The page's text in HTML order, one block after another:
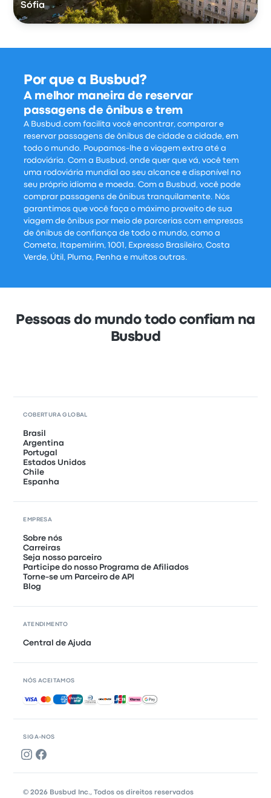
Sófia
Por que a Busbud?
A melhor maneira de reservar
passagens de ônibus e trem
A Busbud.com facilita você encontrar, comparar e
reservar passagens de ônibus de cidade a cidade, em
todo o mundo. Poupamos-lhe a viagem extra até a
rodoviária. Com a Busbud, onde quer que vá, você tem
uma rodoviária mundial ao seu alcance e disponível no
seu próprio idioma e moeda. Com a Busbud, você pode
comprar passagens de ônibus tranquilamente. Nós
garantimos que você faça o máximo proveito de sua
viagem de ônibus por meio de parcerias com empresas
de ônibus de confiança de todo o mundo, como a
Cometa, Itapemirim, 1001, Expresso Brasileiro, Costa
Verde, Útil, Pluma, Penha e muitos outras.
Pessoas do mundo todo confiam na
Busbud
SIGA-NOS
COBERTURA GLOBAL
Brasil
Argentina
Portugal
Estados Unidos
Chile
Espanha
EMPRESA
Sobre nós
Carreiras
Seja nosso parceiro
Participe do nosso Programa de Afiliados
Torne-se um Parceiro de API
Blog
ATENDIMENTO
Central de Ajuda
NÓS ACEITAMOS
Pagamentos aceitos
© 2026 Busbud Inc., Todos os direitos reservados